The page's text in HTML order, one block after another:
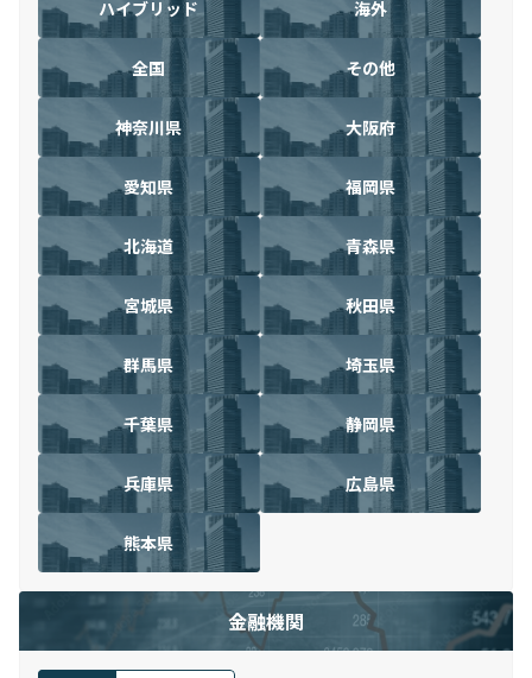
ハイブリッド 海外
全国 その他
神奈川県 大阪府
愛知県 福岡県
北海道 青森県
宮城県 秋田県
群馬県 埼玉県
千葉県 静岡県
兵庫県 広島県
熊本県
金融機関